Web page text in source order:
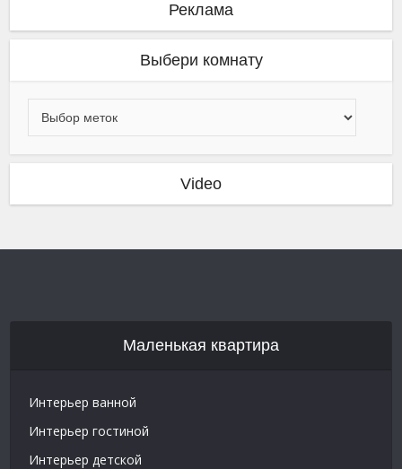
Реклама
Выбери комнату
Video
Маленькая квартира
Интерьер ванной
Интерьер гостиной
Интерьер детской